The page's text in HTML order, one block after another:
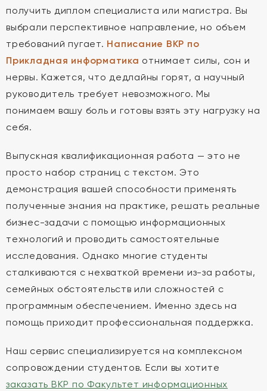
получить диплом специалиста или магистра. Вы
выбрали перспективное направление, но объем
требований пугает. Написание ВКР по
Прикладная информатика отнимает силы, сон и
нервы. Кажется, что дедлайны горят, а научный
руководитель требует невозможного. Мы
понимаем вашу боль и готовы взять эту нагрузку на
себя.
Выпускная квалификационная работа — это не
просто набор страниц с текстом. Это
демонстрация вашей способности применять
полученные знания на практике, решать реальные
бизнес-задачи с помощью информационных
технологий и проводить самостоятельные
исследования. Однако многие студенты
сталкиваются с нехваткой времени из-за работы,
семейных обстоятельств или сложностей с
программным обеспечением. Именно здесь на
помощь приходит профессиональная поддержка.
Наш сервис специализируется на комплексном
сопровождении студентов. Если вы хотите
заказать ВКР по Факультет информационных